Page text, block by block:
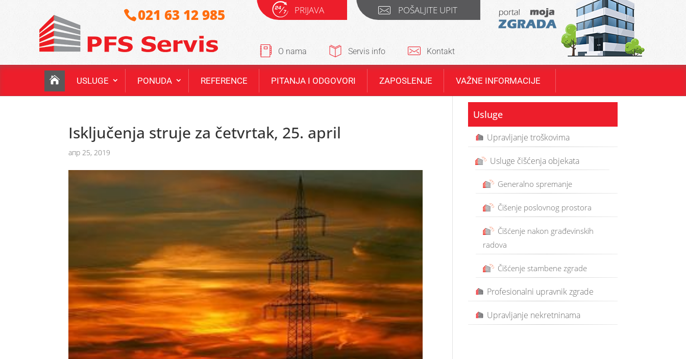
021 63 12 985 PRIJAVA POŠALJITE UPIT
O nama Servis info Kontakt
USLUGE PONUDA REFERENCE PITANJA I ODGOVORI ZAPOSLENJE VAŽNE INFORMACIJE
Isključenja struje za četvrtak, 25. april
апр 25, 2019
Usluge
Upravljanje troškovima
Usluge čišćenja objekata
Generalno spremanje
Čišenje poslovnog prostora
Čišćenje nakon građevinskih
radova
Čišćenje stambene zgrade
Profesionalni upravnik zgrade
Upravljanje nekretninama